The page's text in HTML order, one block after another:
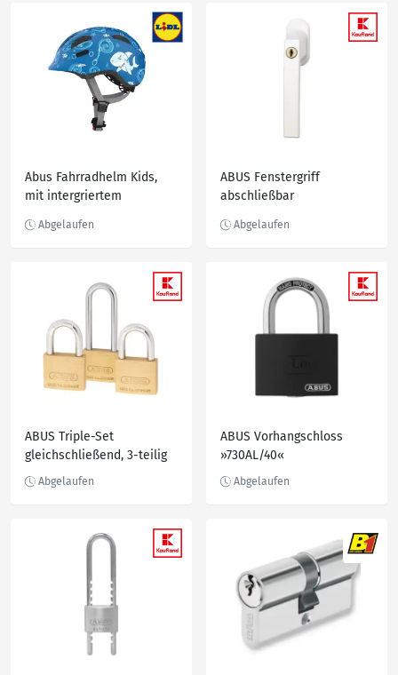
Abus Fahrradhelm Kids,
mit intergriertem
ABUS Fenstergriff
abschließbar
ABUS Triple-Set
gleichschließend, 3-teilig
ABUS Vorhangschloss
»730AL/40«